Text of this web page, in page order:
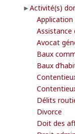
Activité(s)
Assistance
Avocat
Baux
Baux
Délits
Divorce
Doit des